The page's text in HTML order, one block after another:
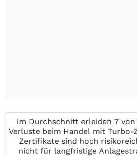
Im Durchschnitt erleiden 7
Verluste beim Handel mit
Zertifikate sind hoch
nicht für langfristige